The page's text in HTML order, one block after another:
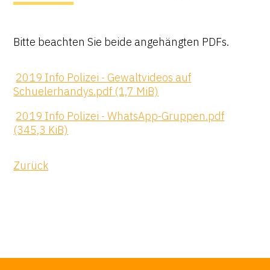
Bitte beachten Sie beide angehängten PDFs.
2019 Info Polizei - Gewaltvideos auf
Schuelerhandys.pdf (1,7 MiB)
2019 Info Polizei - WhatsApp-Gruppen.pdf
(345,3 KiB)
Zurück